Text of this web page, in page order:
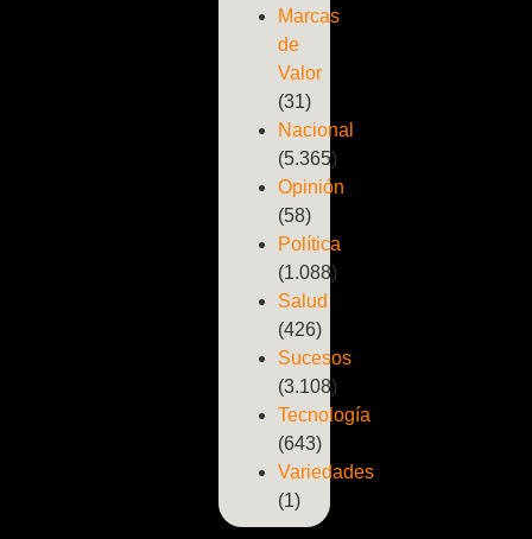
Marcas
de
Valor
(31)
Nacional
(5.365)
Opinión
(58)
Política
(1.088)
Salud
(426)
Sucesos
(3.108)
Tecnología
(643)
Variedades
(1)